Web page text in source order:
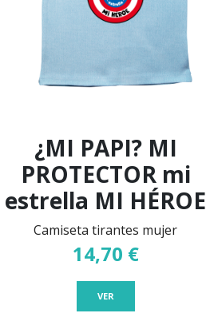
¿MI PAPI? MI
PROTECTOR mi
estrella MI HÉROE
Camiseta tirantes mujer
14,70 €
VER